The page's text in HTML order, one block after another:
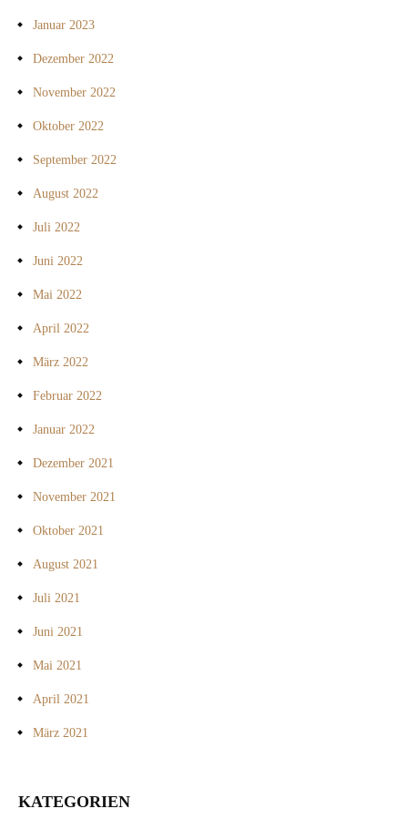
Januar 2023
Dezember 2022
November 2022
Oktober 2022
September 2022
August 2022
Juli 2022
Juni 2022
Mai 2022
April 2022
März 2022
Februar 2022
Januar 2022
Dezember 2021
November 2021
Oktober 2021
August 2021
Juli 2021
Juni 2021
Mai 2021
April 2021
März 2021
KATEGORIEN